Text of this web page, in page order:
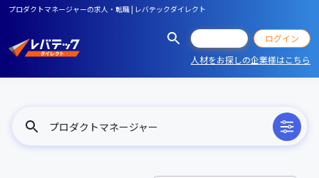
プロダクトマネージャーの求人・転職 | レバテックダイレクト
ログイン
人材をお探しの企業様はこちら
プロダクトマネージャー